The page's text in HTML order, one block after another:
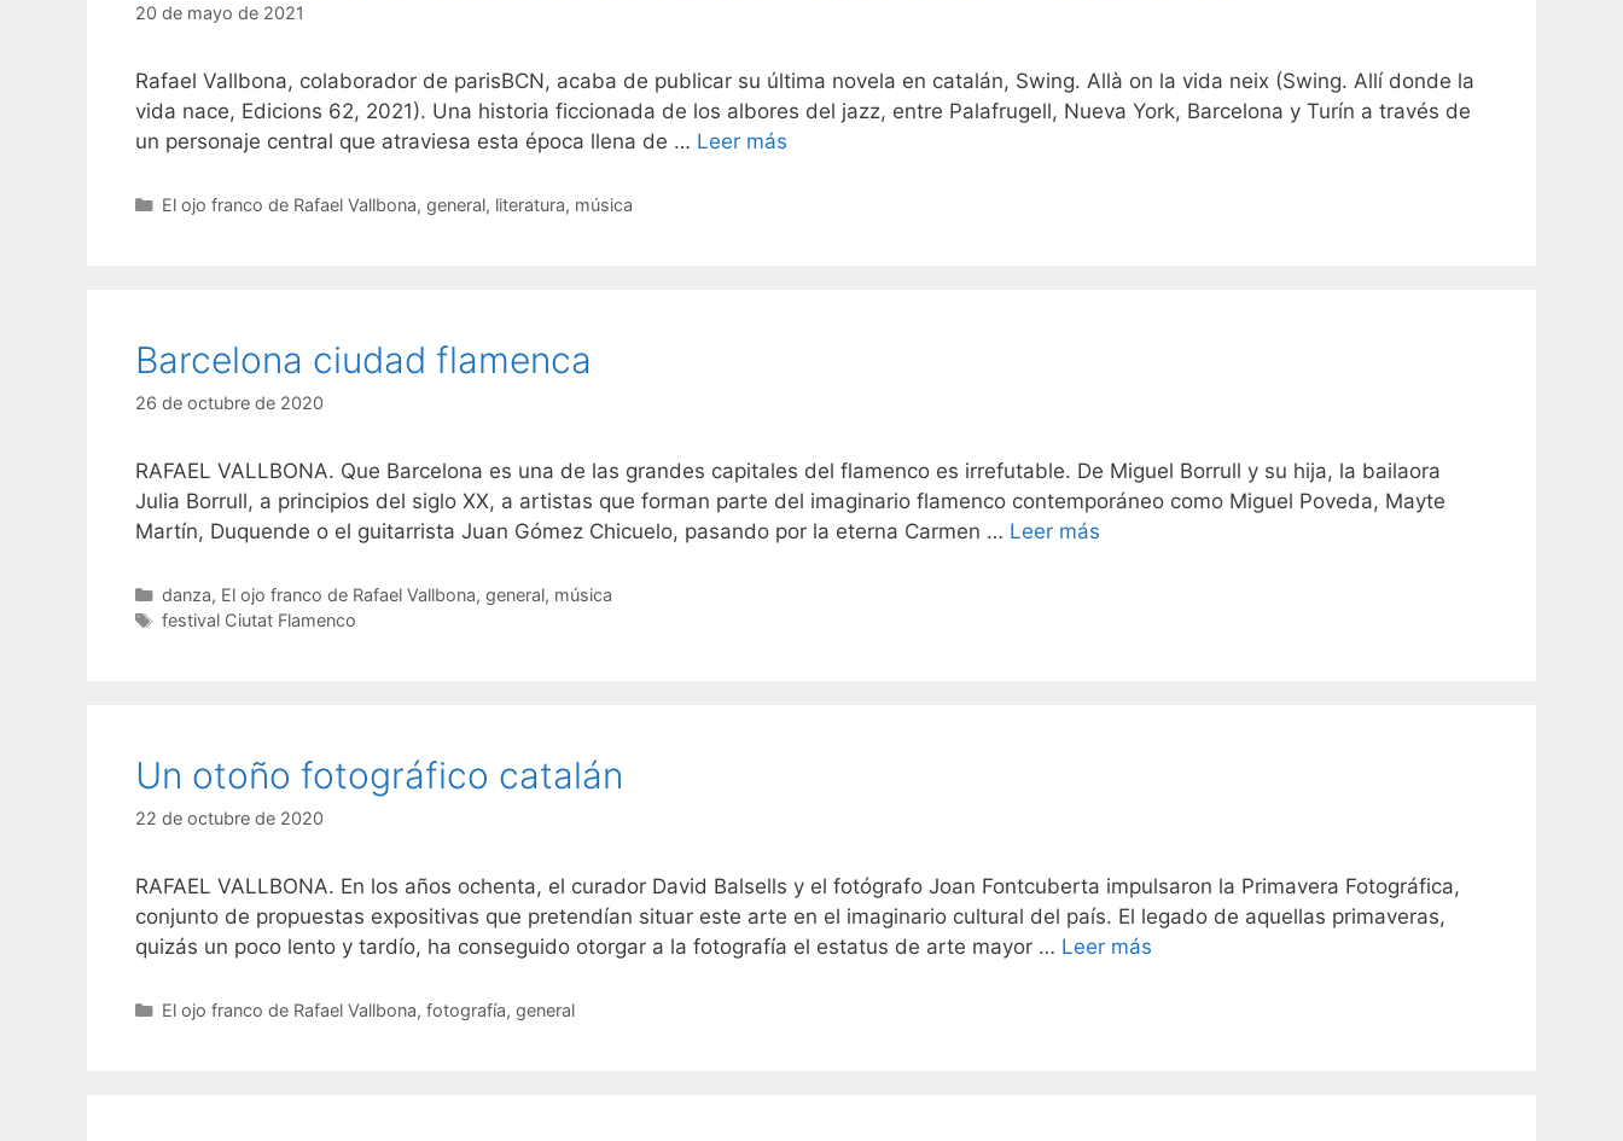
20 de mayo de 2021
Rafael Vallbona, colaborador de parisBCN, acaba de publicar su última novela en catalán, Swing. Allà on la vida neix (Swing. Allí donde la
vida nace, Edicions 62, 2021). Una historia ficcionada de los albores del jazz, entre Palafrugell, Nueva York, Barcelona y Turín a través de
un personaje central que atraviesa esta época llena de … Leer más
Categorías
El ojo franco de Rafael Vallbona, general, literatura, música
Barcelona ciudad flamenca
26 de octubre de 2020
RAFAEL VALLBONA. Que Barcelona es una de las grandes capitales del flamenco es irrefutable. De Miguel Borrull y su hija, la bailaora
Julia Borrull, a principios del siglo XX, a artistas que forman parte del imaginario flamenco contemporáneo como Miguel Poveda, Mayte
Martín, Duquende o el guitarrista Juan Gómez Chicuelo, pasando por la eterna Carmen … Leer más
Categorías
danza, El ojo franco de Rafael Vallbona, general, música
Etiquetas
festival Ciutat Flamenco
Un otoño fotográfico catalán
22 de octubre de 2020
RAFAEL VALLBONA. En los años ochenta, el curador David Balsells y el fotógrafo Joan Fontcuberta impulsaron la Primavera Fotográfica,
conjunto de propuestas expositivas que pretendían situar este arte en el imaginario cultural del país. El legado de aquellas primaveras,
quizás un poco lento y tardío, ha conseguido otorgar a la fotografía el estatus de arte mayor … Leer más
Categorías
El ojo franco de Rafael Vallbona, fotografía, general